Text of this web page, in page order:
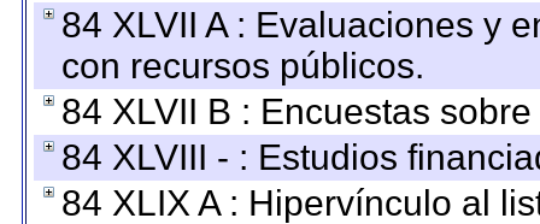
84 XLVII A : Evaluaciones y
con recursos públicos.
84 XLVII B : Encuestas
84 XLVIII - : Estudios
84 XLIX A : Hipervínculo al